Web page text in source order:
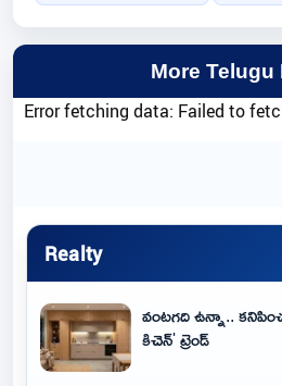
More Telugu
Error fetching data: Failed to
Realty
వంటగది ఉన్నా..
కిచెన్' ట్రెండ్